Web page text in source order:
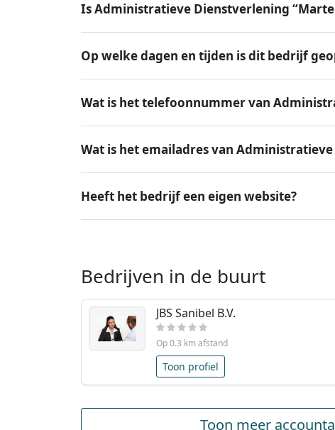
Is Administratieve Dienstverlening
Op welke dagen en tijden is dit bedrijf
Wat is het telefoonnummer van
Wat is het emailadres van
Heeft het bedrijf een eigen website?
Bedrijven in de buurt
JBS Sanibel B.V.
Op 0.3 km afstand
Toon profiel
Toon meer